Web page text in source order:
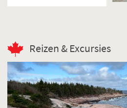
Reizen & Excursies